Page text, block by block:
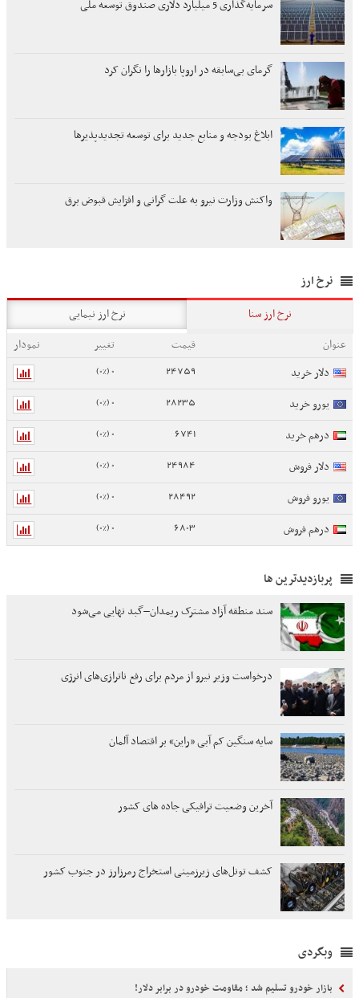
سرمایه‌گذاری 5 میلیارد دلاری صندوق توسعه ملی
گرمای بی‌سابقه در اروپا بازارها را نگران کرد
ابلاغ بودجه و منابع جدید برای توسعه تجدیدپذیرها
واکنش وزارت نیرو به علت گرانی و افزایش قبوض برق
نرخ ارز
نرخ ارز سنا
نرخ ارز نیمایی
عنوان
قیمت تغییر
نمودار
دلار خرید
24759
0 (0%)
یورو خرید 28235
0 (0%)
درهم خرید 6741
0 (0%)
دلار فروش 24984
0 (0%)
یورو فروش 28492
0 (0%)
درهم فروش 6803
0 (0%)
پربازدیدترین ها
سند منطقه آزاد مشترک ریمدان–گبد نهایی می‌شود
درخواست وزیر نیرو از مردم برای رفع ناترازی‌های انرژی
سایه سنگین کم آبی «راین» بر اقتصاد آلمان
آخرین وضعیت ترافیکی جاده های کشور
کشف تونل‌های زیرزمینی استخراج رمرزارز در جنوب کشور
وبگردی
بازار خودرو تسلیم شد ؛ مقاومت خودرو در برابر دلار!